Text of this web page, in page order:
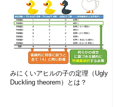
みにくいアヒルの子の定理（Ugly
Duckling theorem）とは？